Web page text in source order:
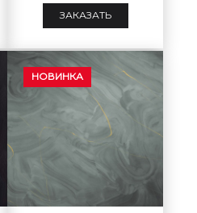
ЗАКАЗАТЬ
НОВИНКА